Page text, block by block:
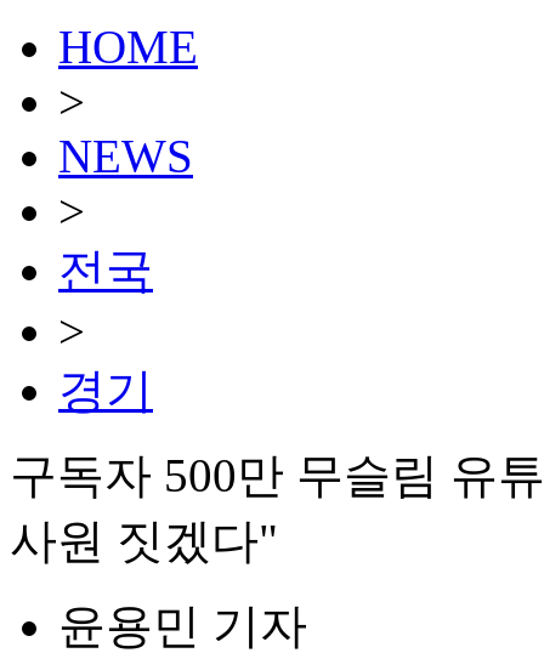
HOME
>
NEWS
>
전국
>
경기
구독자 500만 무슬림 유
사원 짓겠다"
윤용민 기자